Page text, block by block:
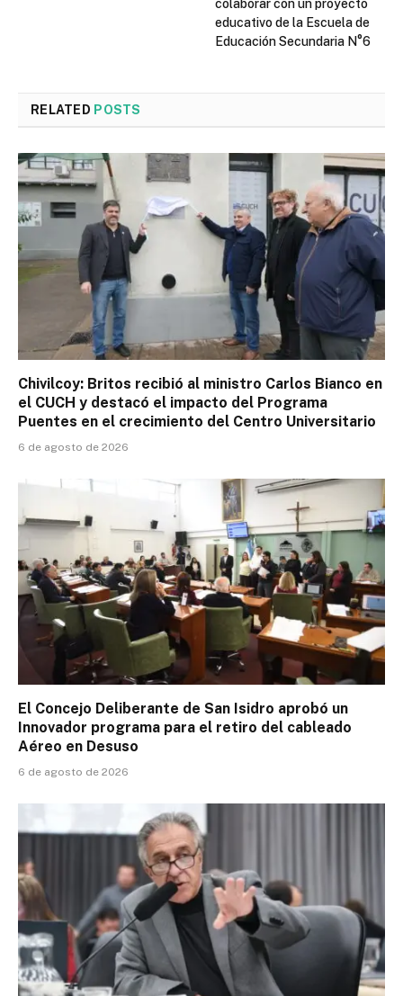
colaborar con un proyecto
educativo de la Escuela de
Educación Secundaria N°6
RELATED POSTS
Chivilcoy: Britos recibió al ministro Carlos Bianco en
el CUCH y destacó el impacto del Programa
Puentes en el crecimiento del Centro Universitario
6 de agosto de 2026
El Concejo Deliberante de San Isidro aprobó un
Innovador programa para el retiro del cableado
Aéreo en Desuso
6 de agosto de 2026